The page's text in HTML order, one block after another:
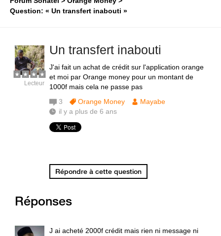
Question: « Un transfert inabouti »
Un transfert inabouti
J'ai fait un achat de crédit sur l'application orange
et moi par Orange money pour un montant de
1000f mais cela ne passe pas
Lecteur
3 Orange Money
Mayabe
il y a plus de 6 ans
Répondre à cette question
Réponses
J ai acheté 2000f crédit mais rien ni message ni